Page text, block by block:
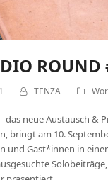
ROUND
TENZA
das neue Austausch &
bringt am 10.
und Gast*innen in